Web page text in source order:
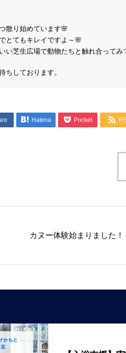
散り始めています🌸
とてもキレイですよ～🌸
い芝生広場で動物たちと触れ合って
ちしております。
 Hatena  Pocket 
カヌー体験始まりました！